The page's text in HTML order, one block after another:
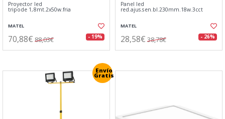
Proyector led
tripode 1,8mt.2x50w.fria
MATEL
70,88€ 88,03€ - 19%
Panel led
red.ajus.sen.bl.230mm.18w.3cct
MATEL
28,58€ 38,78€ - 26%
Envío
Gratis